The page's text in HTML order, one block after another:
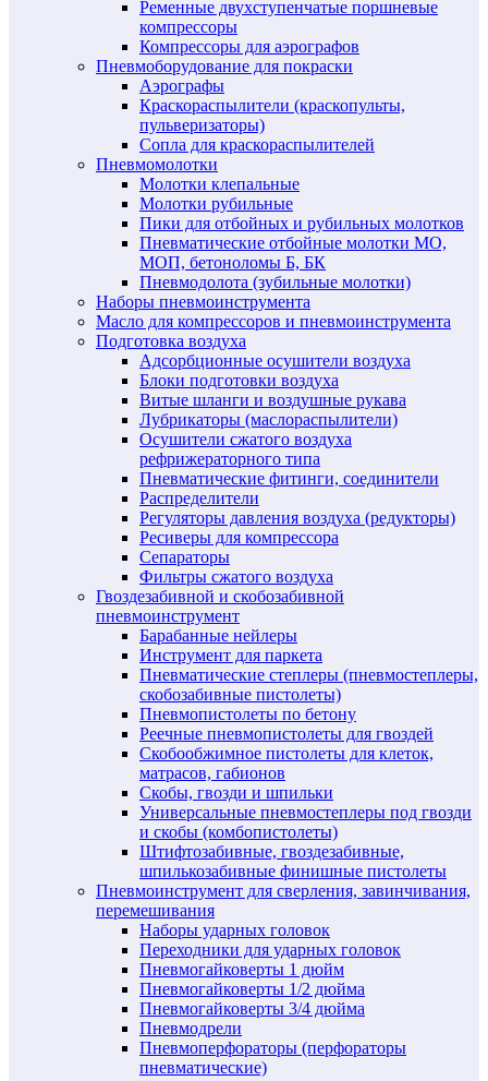
Ременные двухступенчатые поршневые
компрессоры
Компрессоры для аэрографов
Пневмоборудование для покраски
Аэрографы
Краскораспылители (краскопульты,
пульверизаторы)
Сопла для краскораспылителей
Пневмомолотки
Молотки клепальные
Молотки рубильные
Пики для отбойных и рубильных молотков
Пневматические отбойные молотки МО,
МОП, бетоноломы Б, БК
Пневмодолота (зубильные молотки)
Наборы пневмоинструмента
Масло для компрессоров и пневмоинструмента
Подготовка воздуха
Адсорбционные осушители воздуха
Блоки подготовки воздуха
Витые шланги и воздушные рукава
Лубрикаторы (маслораспылители)
Осушители сжатого воздуха
рефрижераторного типа
Пневматические фитинги, соединители
Распределители
Регуляторы давления воздуха (редукторы)
Ресиверы для компрессора
Сепараторы
Фильтры сжатого воздуха
Гвоздезабивной и скобозабивной
пневмоинструмент
Барабанные нейлеры
Инструмент для паркета
Пневматические степлеры (пневмостеплеры,
скобозабивные пистолеты)
Пневмопистолеты по бетону
Реечные пневмопистолеты для гвоздей
Скобообжимное пистолеты для клеток,
матрасов, габионов
Скобы, гвозди и шпильки
Универсальные пневмостеплеры под гвозди
и скобы (комбопистолеты)
Штифтозабивные, гвоздезабивные,
шпилькозабивные финишные пистолеты
Пневмоинструмент для сверления, завинчивания,
перемешивания
Наборы ударных головок
Переходники для ударных головок
Пневмогайковерты 1 дюйм
Пневмогайковерты 1/2 дюйма
Пневмогайковерты 3/4 дюйма
Пневмодрели
Пневмоперфораторы (перфораторы
пневматические)